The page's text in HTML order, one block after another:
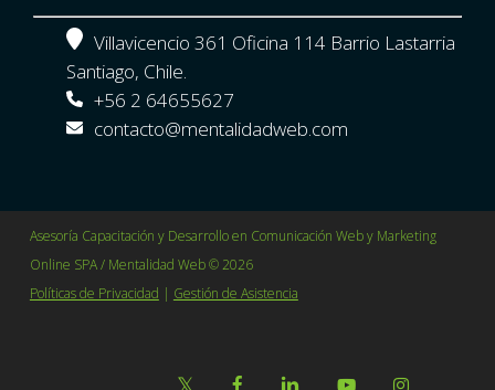
Villavicencio 361 Oficina 114 Barrio Lastarria
Santiago, Chile.
+56 2 64655627
contacto@mentalidadweb.com
Asesoría Capacitación y Desarrollo en Comunicación Web y Marketing
Online SPA / Mentalidad Web © 2026
Políticas de Privacidad | Gestión de Asistencia